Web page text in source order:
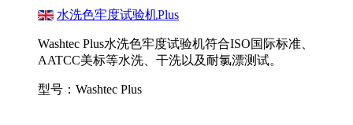
水洗色牢度试验机Plus
Washtec Plus水洗色牢度试验机符合ISO国际标准、
AATCC美标等水洗、干洗以及耐氯漂测试。
型号：Washtec Plus